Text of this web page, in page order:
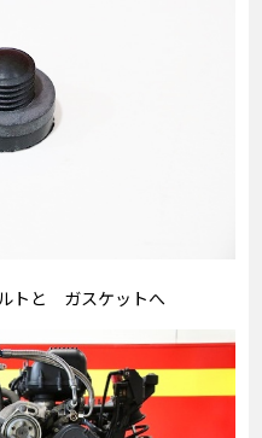
トと ガスケットへ